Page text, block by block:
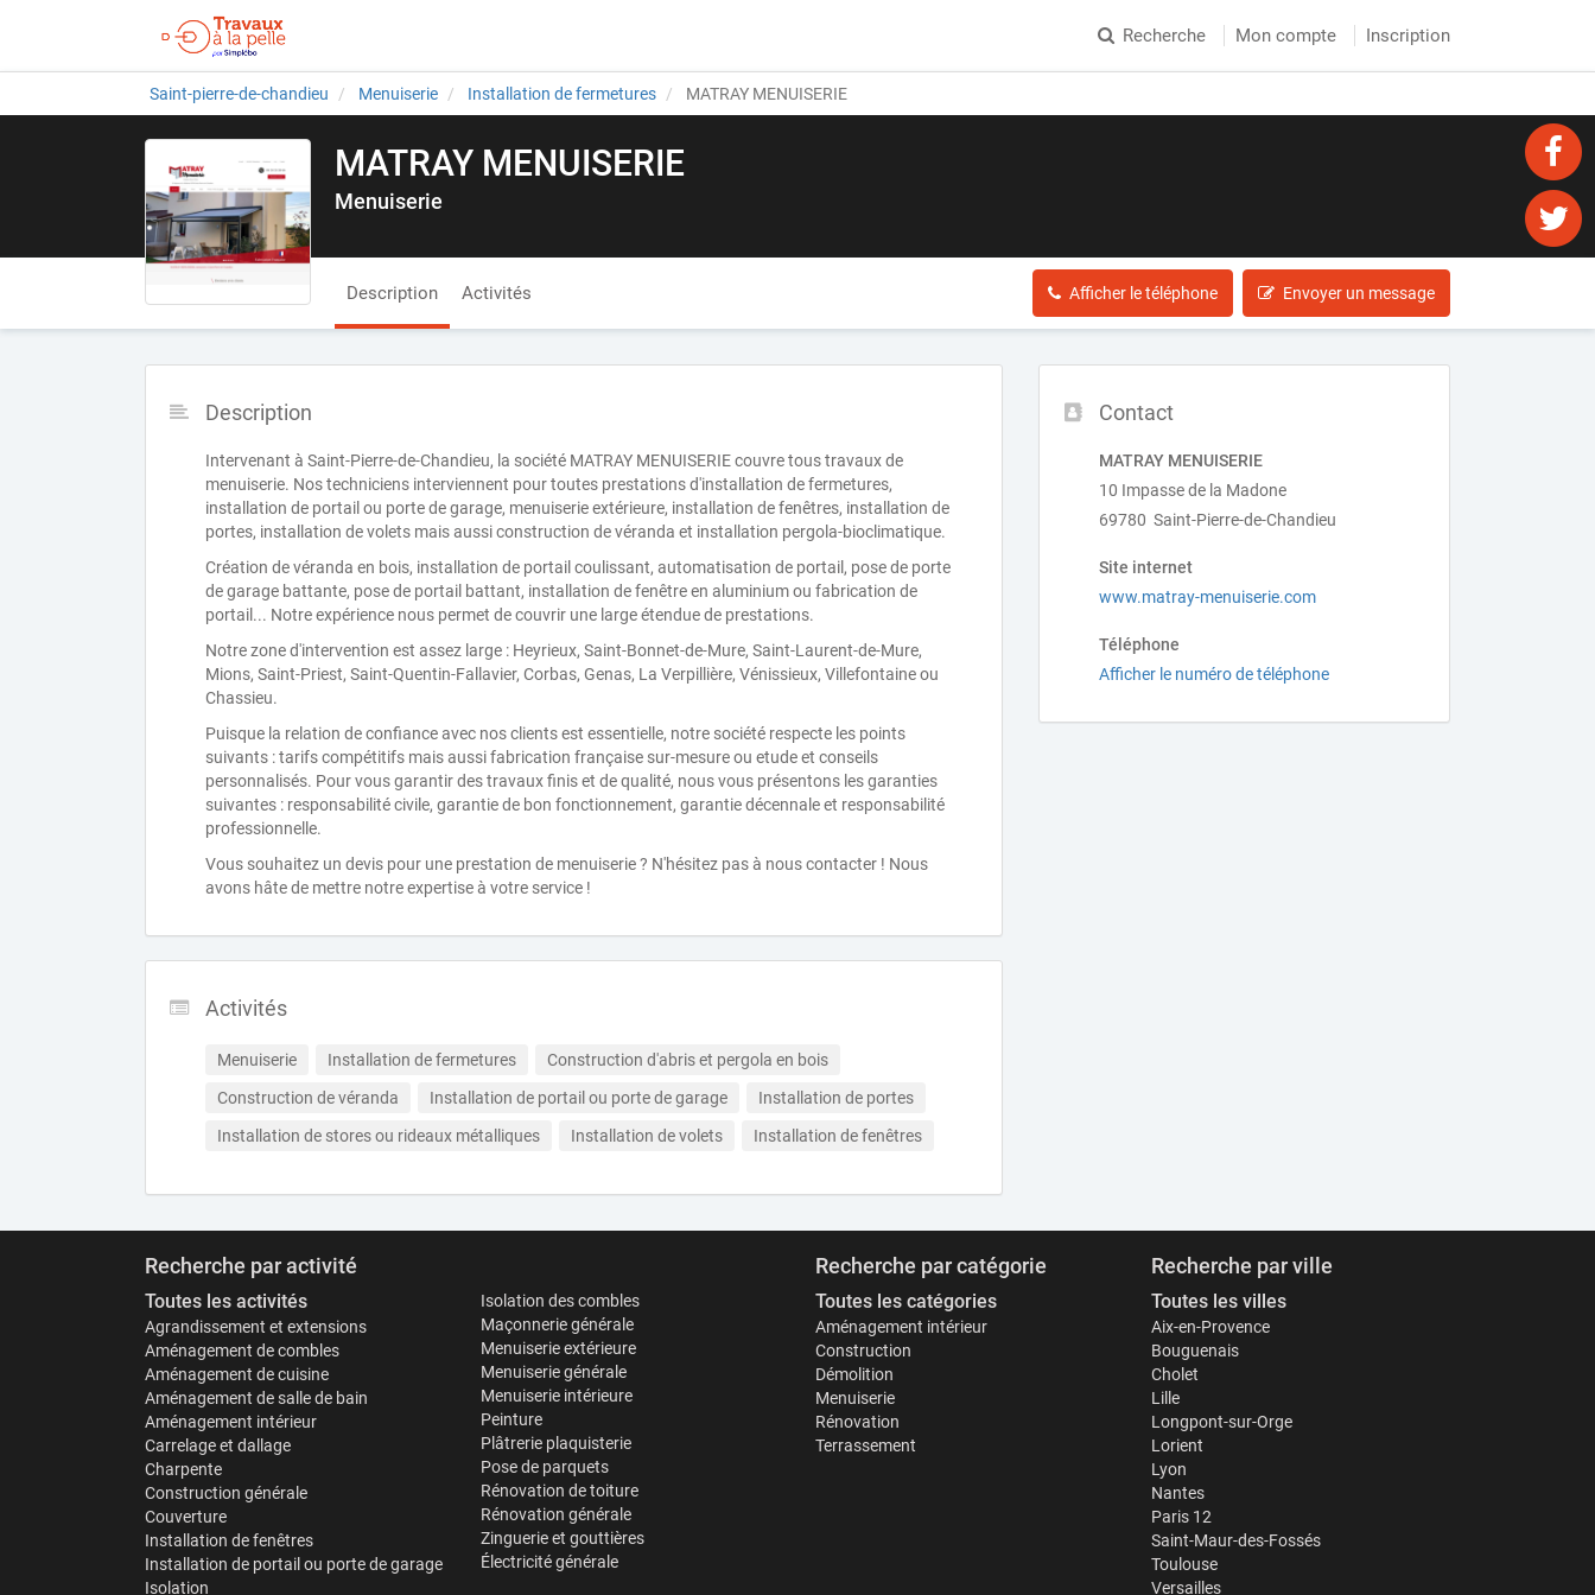
Recherche Mon compte Inscription
Saint-pierre-de-chandieu Menuiserie Installation de fermetures MATRAY MENUISERIE
MATRAY MENUISERIE
Menuiserie
Description Activités Afficher le téléphone Envoyer un message
Contact
MATRAY MENUISERIE
10 Impasse de la Madone
69780 Saint-Pierre-de-Chandieu
Site internet
www.matray-menuiserie.com
Téléphone
Afficher le numéro de téléphone
Description
Intervenant à Saint-Pierre-de-Chandieu, la société MATRAY MENUISERIE couvre tous travaux de
menuiserie. Nos techniciens interviennent pour toutes prestations d'installation de fermetures,
installation de portail ou porte de garage, menuiserie extérieure, installation de fenêtres, installation de
portes, installation de volets mais aussi construction de véranda et installation pergola-bioclimatique.
Création de véranda en bois, installation de portail coulissant, automatisation de portail, pose de porte
de garage battante, pose de portail battant, installation de fenêtre en aluminium ou fabrication de
portail... Notre expérience nous permet de couvrir une large étendue de prestations.
Notre zone d'intervention est assez large : Heyrieux, Saint-Bonnet-de-Mure, Saint-Laurent-de-Mure,
Mions, Saint-Priest, Saint-Quentin-Fallavier, Corbas, Genas, La Verpillière, Vénissieux, Villefontaine ou
Chassieu.
Puisque la relation de confiance avec nos clients est essentielle, notre société respecte les points
suivants : tarifs compétitifs mais aussi fabrication française sur-mesure ou etude et conseils
personnalisés. Pour vous garantir des travaux finis et de qualité, nous vous présentons les garanties
suivantes : responsabilité civile, garantie de bon fonctionnement, garantie décennale et responsabilité
professionnelle.
Vous souhaitez un devis pour une prestation de menuiserie ? N'hésitez pas à nous contacter ! Nous
avons hâte de mettre notre expertise à votre service !
Activités
Menuiserie Installation de fermetures
Construction d'abris et pergola en bois
Construction de véranda
Installation de portail ou porte de garage
Installation de portes
Installation de stores ou rideaux métalliques
Installation de volets Installation de fenêtres
Recherche par activité
Toutes les activités
Agrandissement et extensions
Aménagement de combles
Aménagement de cuisine
Aménagement de salle de bain
Aménagement intérieur
Carrelage et dallage
Charpente
Construction générale
Couverture
Installation de fenêtres
Installation de portail ou porte de garage
Isolation
Isolation des combles
Maçonnerie générale
Menuiserie extérieure
Menuiserie générale
Menuiserie intérieure
Peinture
Plâtrerie plaquisterie
Pose de parquets
Rénovation de toiture
Rénovation générale
Zinguerie et gouttières
Électricité générale
Recherche par catégorie
Toutes les catégories
Aménagement intérieur
Construction
Démolition
Menuiserie
Rénovation
Terrassement
Recherche par ville
Toutes les villes
Aix-en-Provence
Bouguenais
Cholet
Lille
Longpont-sur-Orge
Lorient
Lyon
Nantes
Paris 12
Saint-Maur-des-Fossés
Toulouse
Versailles